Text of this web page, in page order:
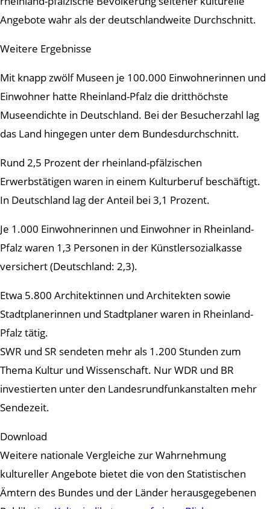
Angebote wahr als der deutschlandweite Durchschnitt.
Weitere Ergebnisse
Mit knapp zwölf Museen je 100.000 Einwohnerinnen und
Einwohner hatte Rheinland-Pfalz die dritthöchste
Museendichte in Deutschland. Bei der Besucherzahl lag
das Land hingegen unter dem Bundesdurchschnitt.
Rund 2,5 Prozent der rheinland-pfälzischen
Erwerbstätigen waren in einem Kulturberuf beschäftigt.
In Deutschland lag der Anteil bei 3,1 Prozent.
Je 1.000 Einwohnerinnen und Einwohner in Rheinland-
Pfalz waren 1,3 Personen in der Künstlersozialkasse
versichert (Deutschland: 2,3).
Etwa 5.800 Architektinnen und Architekten sowie
Stadtplanerinnen und Stadtplaner waren in Rheinland-
Pfalz tätig.
SWR und SR sendeten mehr als 1.200 Stunden zum
Thema Kultur und Wissenschaft. Nur WDR und BR
investierten unter den Landesrundfunkanstalten mehr
Sendezeit.
Download
Weitere nationale Vergleiche zur Wahrnehmung
kultureller Angebote bietet die von den Statistischen
Ämtern des Bundes und der Länder herausgegebenen